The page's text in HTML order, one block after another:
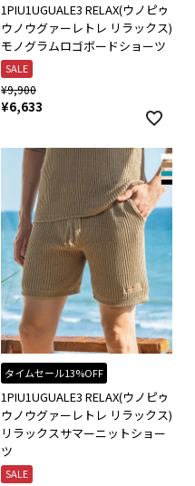
1PIU1UGUALE3 RELAX(ウノピゥ
ウノウグァーレトレ リラックス)
モノグラムロゴボードショーツ
SALE
¥9,900
¥6,633
タイムセール13%OFF
1PIU1UGUALE3 RELAX(ウノピゥ
ウノウグァーレトレ リラックス)
リラックスサマーニットショー
ツ
SALE